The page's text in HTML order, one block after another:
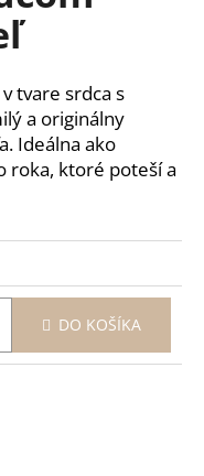
tvare srdca s
a originálny
Ideálna ako
roka, ktoré poteší a
DO KOŠÍKA